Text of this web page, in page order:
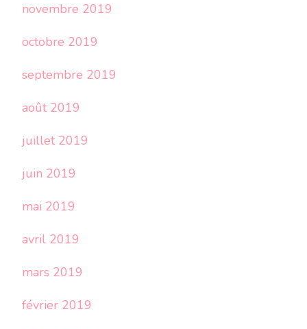
novembre 2019
octobre 2019
septembre 2019
août 2019
juillet 2019
juin 2019
mai 2019
avril 2019
mars 2019
février 2019